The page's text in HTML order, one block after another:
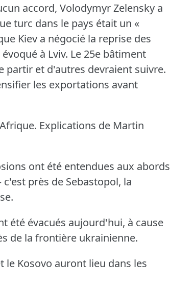
accord, Volodymyr Zelensky a
turc dans le pays était un «
Kiev a négocié la reprise des
à Lviv. Le 25e bâtiment
partir et d'autres devraient suivre.
les exportations avant
Explications de Martin
ont été entendues aux abords
près de Sebastopol, la
été évacués aujourd'hui, à cause
de la frontière ukrainienne.
le Kosovo auront lieu dans les